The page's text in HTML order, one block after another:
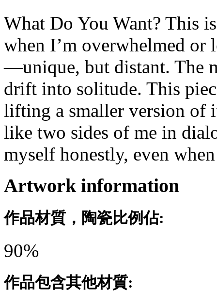
What Do You Want? This
when I’m overwhelmed or
—unique, but distant. The
drift into solitude. This
lifting a smaller version of
like two sides of me in
myself honestly, even
Artwork information
作品材質，陶瓷比例佔:
90%
作品包含其他材質: